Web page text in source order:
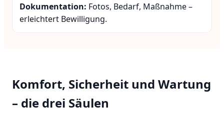
Dokumentation: Fotos, Bedarf, Maßnahme –
erleichtert Bewilligung.
Komfort, Sicherheit und Wartung
– die drei Säulen